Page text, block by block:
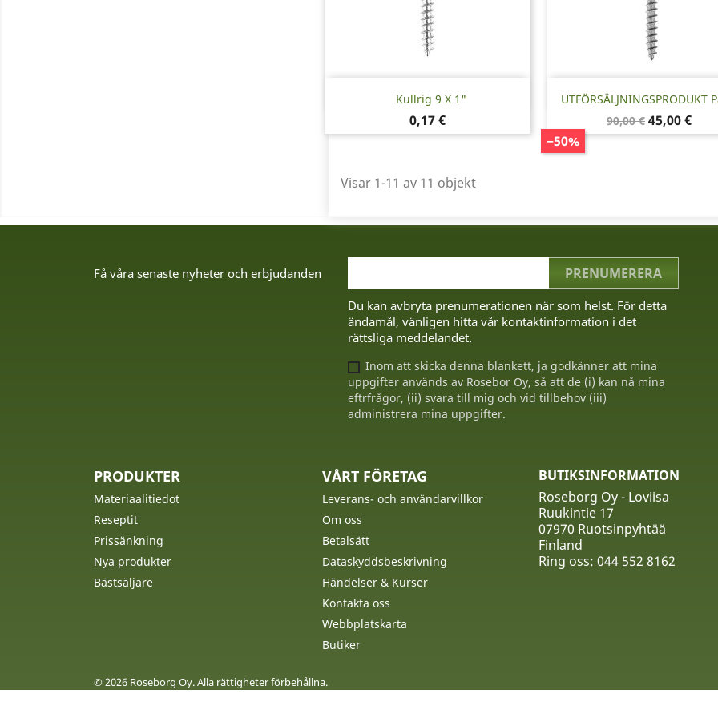
Kullrig 9 X 1"
Pris
0,17 €
Snabbvy UTFÖRSÄLJNINGSPRODUKT
Baspris
90,00 €
−50%
Pris
45,00 €
Snabbvy
Visar 1-11 av 11 objekt
Få våra senaste nyheter och erbjudanden
Du kan avbryta prenumerationen när som helst. För detta
ändamål, vänligen hitta vår kontaktinformation i det
rättsliga meddelandet.
Inom att skicka denna blankett, ja godkänner att mina
uppgifter används av Rosebor Oy, så att de (i) kan nå mina
eftrfrågor, (ii) svara till mig och vid tillbehov (iii)
administrera mina uppgifter.
PRODUKTER
Materiaalitiedot
Reseptit
Prissänkning
Nya produkter
Bästsäljare
VÅRT FÖRETAG
Leverans- och användarvillkor
Om oss
Betalsätt
Dataskyddsbeskrivning
Händelser & Kurser
Kontakta oss
Webbplatskarta
Butiker
BUTIKSINFORMATION
Roseborg Oy - Loviisa
Ruukintie 17
07970 Ruotsinpyhtää
Finland
Ring oss: 044 552 8162
© 2026 Roseborg Oy. Alla rättigheter förbehållna.